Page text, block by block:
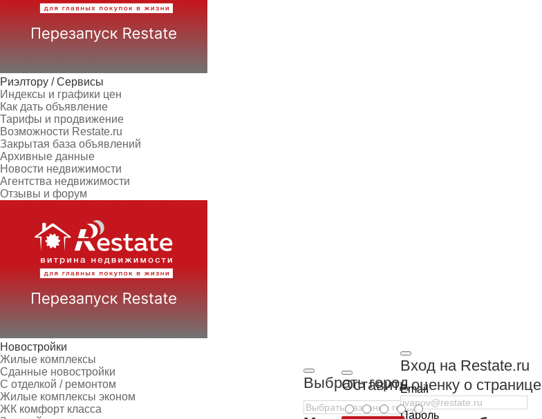
Риэлтору / Сервисы
Индексы и графики цен
Как дать объявление
Тарифы и продвижение
Возможности Restate.ru
Закрытая база объявлений
Архивные данные
Новости недвижимости
Агентства недвижимости
Отзывы и форум
Новостройки
Жилые комплексы
Сданные новостройки
С отделкой / ремонтом
Жилые комплексы эконом
ЖК комфорт класса
Выбрать город
Вход на Restate.ru
Email
Пароль
Оставить оценку о странице